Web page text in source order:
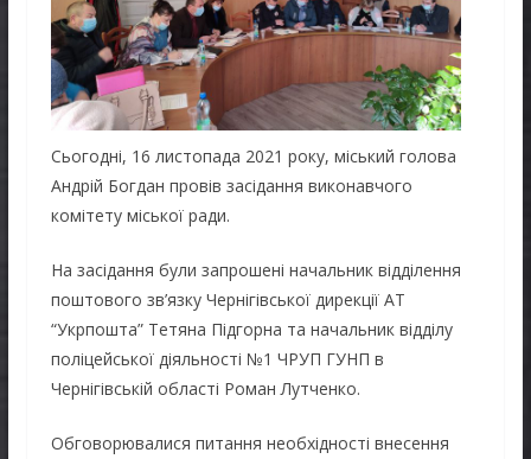
Сьогодні, 16 листопада 2021 року, міський голова
Андрій Богдан провів засідання виконавчого
комітету міської ради.
На засідання були запрошені начальник відділення
поштового зв’язку Чернігівської дирекції АТ
“Укрпошта” Тетяна Підгорна та начальник відділу
поліцейської діяльності №1 ЧРУП ГУНП в
Чернігівській області Роман Лутченко.
Обговорювалися питання необхідності внесення